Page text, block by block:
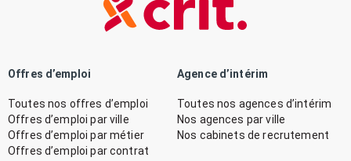
Offres d’emploi
Toutes nos offres d’emploi
Offres d’emploi par ville
Offres d’emploi par métier
Offres d’emploi par contrat
Agence d’intérim
Toutes nos agences d’intérim
Nos agences par ville
Nos cabinets de recrutement